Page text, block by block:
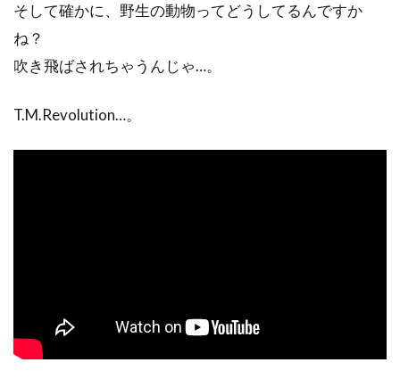
そして確かに、野生の動物ってどうしてるんですか
ね？
吹き飛ばされちゃうんじゃ…。
T.M.Revolution…。